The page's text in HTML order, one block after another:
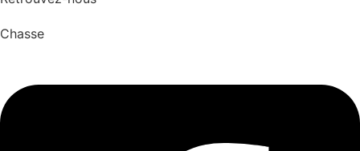
Chasse